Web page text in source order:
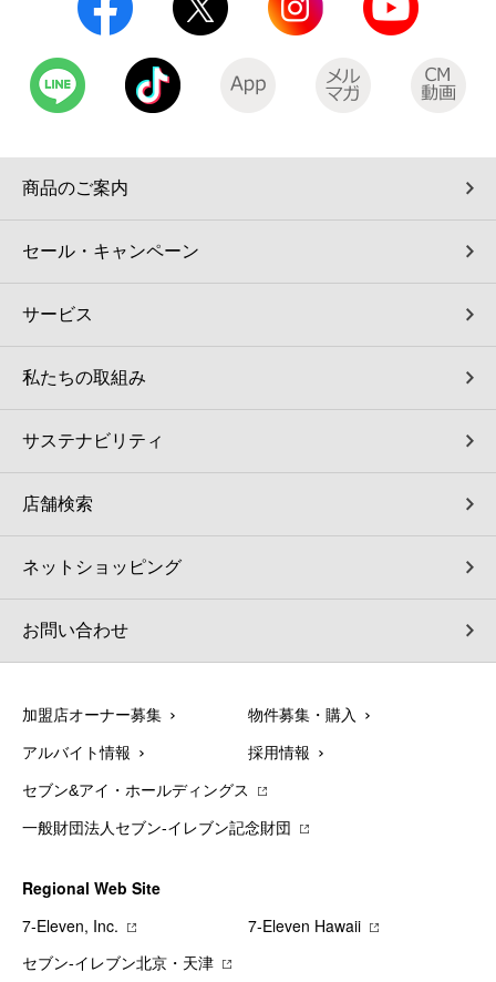
商品のご案内
セール・キャンペーン
サービス
私たちの取組み
サステナビリティ
店舗検索
ネットショッピング
お問い合わせ
加盟店オーナー募集 物件募集・購入
アルバイト情報 採用情報
セブン&アイ・ホールディングス
一般財団法人セブン-イレブン記念財団
Regional Web Site
7‐Eleven, Inc.
7‐Eleven Hawaii
セブン‐イレブン北京・天津